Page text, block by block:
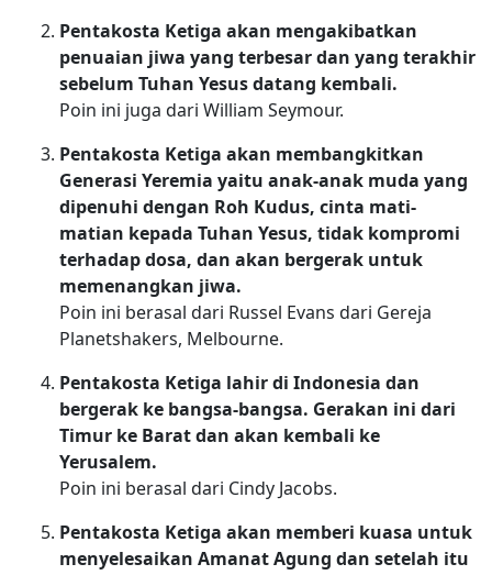
Pentakosta Ketiga akan mengakibatkan
penuaian jiwa yang terbesar dan yang terakhir
sebelum Tuhan Yesus datang kembali.
Poin ini juga dari William Seymour.
Pentakosta Ketiga akan membangkitkan
Generasi Yeremia yaitu anak-anak muda yang
dipenuhi dengan Roh Kudus, cinta mati-
matian kepada Tuhan Yesus, tidak kompromi
terhadap dosa, dan akan bergerak untuk
memenangkan jiwa.
Poin ini berasal dari Russel Evans dari Gereja
Planetshakers, Melbourne.
Pentakosta Ketiga lahir di Indonesia dan
bergerak ke bangsa-bangsa. Gerakan ini dari
Timur ke Barat dan akan kembali ke
Yerusalem.
Poin ini berasal dari Cindy Jacobs.
Pentakosta Ketiga akan memberi kuasa untuk
menyelesaikan Amanat Agung dan setelah itu